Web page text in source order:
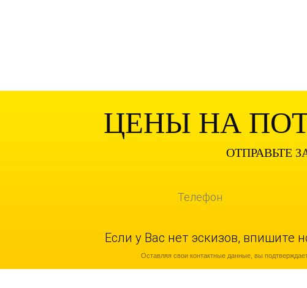
ЦЕНЫ НА
ОТПРАВЬТЕ
Если у Вас нет эскизов,
Оставляя свои контактные данные, вы